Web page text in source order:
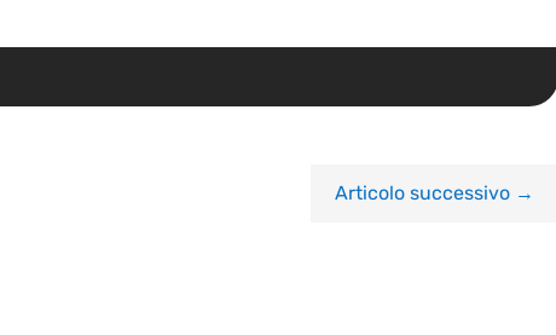
Articolo successivo→